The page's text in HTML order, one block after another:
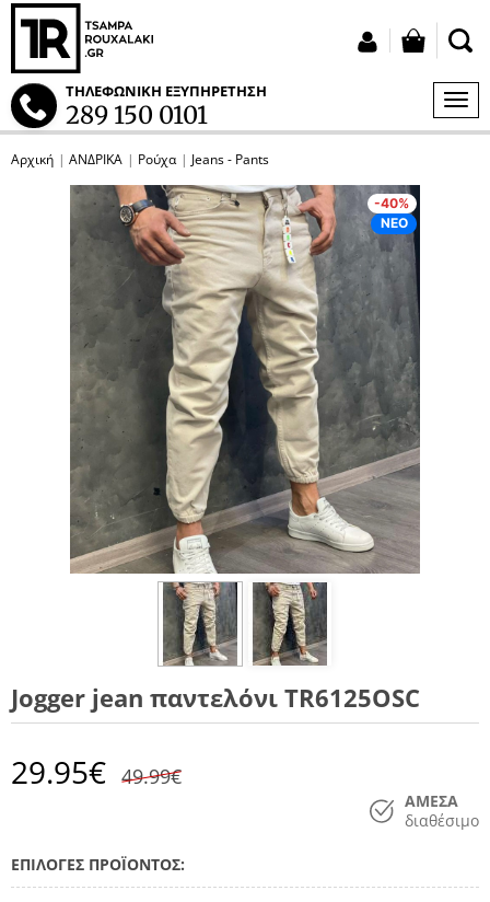
ΤΗΛΕΦΩΝΙΚΗ ΕΞΥΠΗΡΕΤΗΣΗ
289 150 0101
Σύνδεση
Αρχική ΑΝΔΡΙΚΑ Ρούχα Jeans - Pants
p
-40%
ΝΕΟ
Jogger jean παντελόνι TR6125OSC
29.95€ 49.99€
ΑΜΕΣΑ
διαθέσιμο
ΕΠΙΛΟΓΕΣ ΠΡΟΪΟΝΤΟΣ: